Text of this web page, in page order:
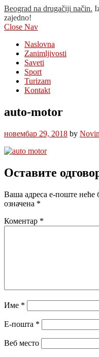
Beograd na drugačiji način.
zajedno!
Close Nav
Naslovna
Zanimljivosti
Saveti
Sport
Turizam
Kontakt
auto-motor
новембар 29, 2018 by
Оставите
Ваша адреса е-поште неће
означена *
Коментар *
Име *
Е-пошта *
Веб место